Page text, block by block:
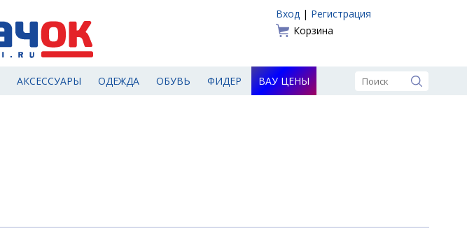
Вход | Регистрация
Корзина
АКСЕССУАРЫ ОДЕЖДА ОБУВЬ ФИДЕР ВАУ ЦЕНЫ